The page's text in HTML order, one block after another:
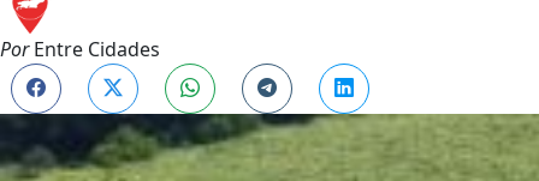
PorEntre Cidades